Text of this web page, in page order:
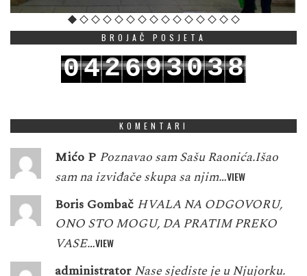
BROJAČ POSJETA
042693038
KOMENTARI
Mićo P Poznavao sam Sašu Raonića.Išao
sam na izviđače skupa sa njim…VIEW
Boris Gombač HVALA NA ODGOVORU,
ONO STO MOGU, DA PRATIM PREKO
VASE…VIEW
administrator Nase sjediste je u Njujorku.